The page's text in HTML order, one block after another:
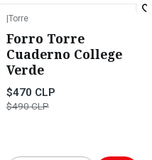
Torre
Forro Torre
Cuaderno College
Verde
$470 CLP
$490 CLP